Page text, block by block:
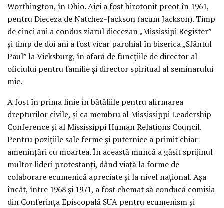
Worthington, în Ohio. Aici a fost hirotonit preot în 1961,
pentru Dieceza de Natchez-Jackson (acum Jackson). Timp
de cinci ani a condus ziarul diecezan „Mississipi Register”
și timp de doi ani a fost vicar parohial în biserica „Sfântul
Paul” la Vicksburg, în afară de funcțiile de director al
oficiului pentru familie și director spiritual al seminarului
mic.
A fost în prima linie în bătăliile pentru afirmarea
drepturilor civile, și ca membru al Mississippi Leadership
Conference și al Mississippi Human Relations Council.
Pentru pozițiile sale ferme și puternice a primit chiar
amenințări cu moartea. În această muncă a găsit sprijinul
multor lideri protestanți, dând viață la forme de
colaborare ecumenică apreciate și la nivel național. Așa
încât, între 1968 și 1971, a fost chemat să conducă comisia
din Conferința Episcopală SUA pentru ecumenism și